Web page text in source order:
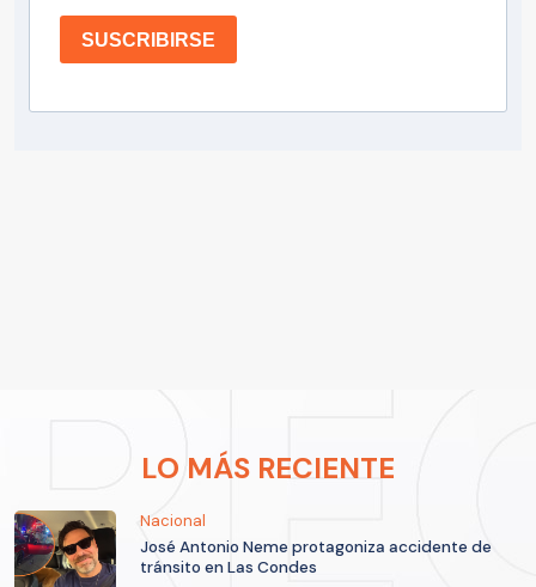
SUSCRIBIRSE
LO MÁS RECIENTE
Nacional
José Antonio Neme protagoniza accidente de
tránsito en Las Condes